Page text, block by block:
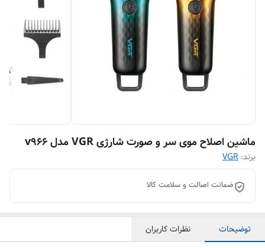
ماشین اصلاح موی سر و صورت شارژی VGR مدل v966
برند: VGR
ضمانت اصالت و سلامت کالا
توضیحات نظرات کاربران